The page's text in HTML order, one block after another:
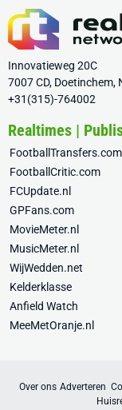
Innovatieweg 20C
7007 CD, Doetinchem,
+31(315)-764002
Realtimes |
FootballTransfers.com
FootballCritic.com
FCUpdate.nl
GPFans.com
MovieMeter.nl
MusicMeter.nl
WijWedden.net
Kelderklasse
Anfield Watch
MeeMetOranje.nl
Over ons Adverteren